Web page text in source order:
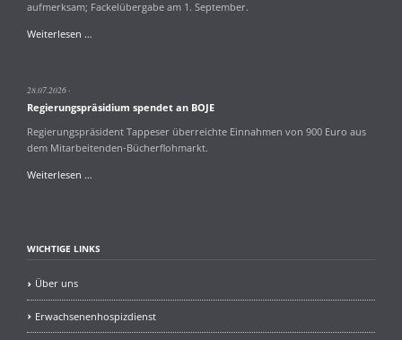
aufmerksam; Fackelübergabe am 1. September.
Weiterlesen …
von
OB
Palmer
28.07.2026
Regierungspräsidium spendet an BOJE
Regierungspräsident Tappeser überreichte Einnahmen von 900 Euro aus
dem Mitarbeitenden-Bücherflohmarkt.
Weiterlesen …
WICHTIGE LINKS
Über uns
Erwachsenenhospizdienst